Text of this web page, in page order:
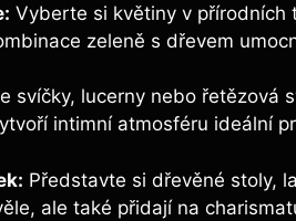
Vyberte si květiny v přírodních
zeleně s dřevem
svíčky, lucerny nebo řetězová
intimní atmosféru ideální
Představte si dřevěné stoly,
ale také přidají na